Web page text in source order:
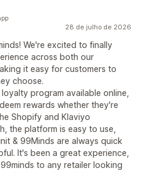
28 de julho de 2026
We're excited to finally
across both our
it easy for customers to
choose.
program available online,
rewards whether they're
Shopify and Klaviyo
the platform is easy to use,
& 99Minds are always quick
It's been a great experience,
to any retailer looking